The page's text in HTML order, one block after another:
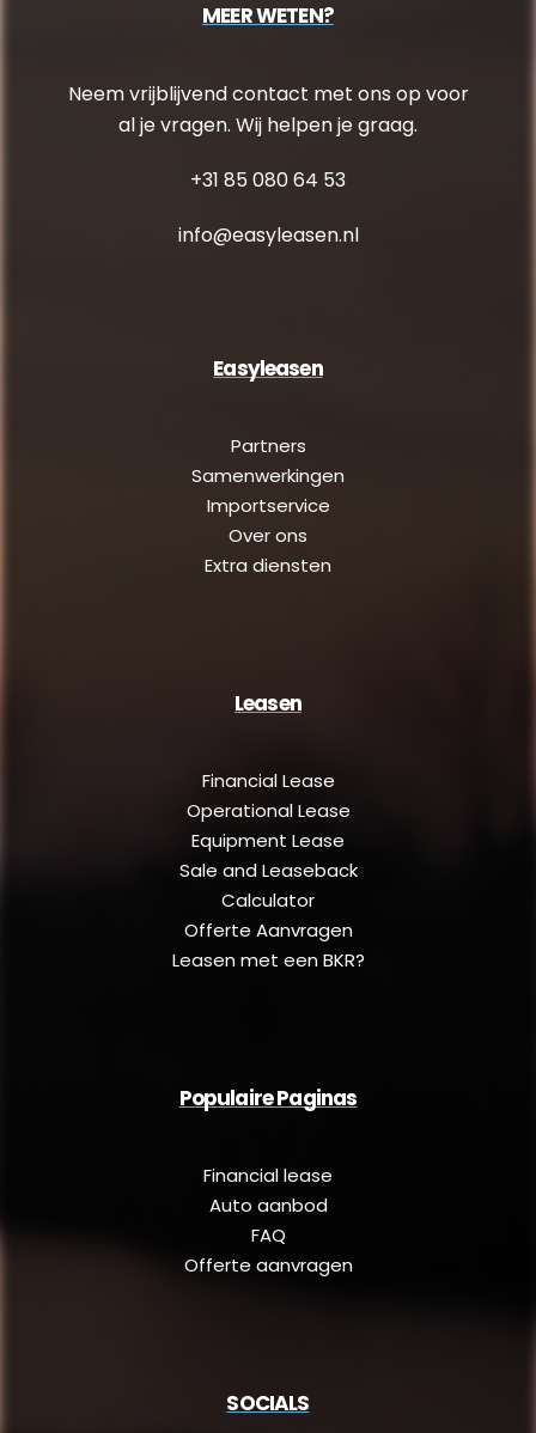
MEER WETEN?
Neem vrijblijvend contact met ons op voor
al je vragen. Wij helpen je graag.
+31 85 080 64 53
info@easyleasen.nl
Easyleasen
Partners
Samenwerkingen
Importservice
Over ons
Extra diensten
Leasen
Financial Lease
Operational Lease
Equipment Lease
Sale and Leaseback
Calculator
Offerte Aanvragen
Leasen met een BKR?
Populaire Paginas
Financial lease
Auto aanbod
FAQ
Offerte aanvragen
SOCIALS